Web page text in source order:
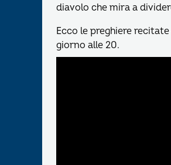
diavolo che mira a
Ecco le preghiere
giorno alle 20.